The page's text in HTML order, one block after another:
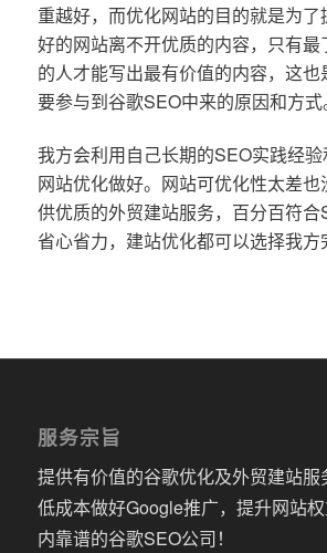
重越好，而优化网站的目的就是为了
好的网站离不开优质的内容，只有最
的人才能写出最有价值的内容，这
要参与到谷歌SEO中来的原因和方式
我方会利用自己长期的SEO实践经
网站优化做好。网站可优化性太差也
供优质的外贸建站服务，百分百符合
省心省力，建站优化都可以选择我方
服务宗旨
提供有价值的谷歌优化及外贸建站服
低成本做好Google推广，提升网站
内靠谱的谷歌SEO公司！